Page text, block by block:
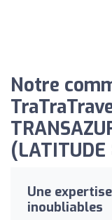
Notre
(LATITUDE
Une
inoubliables